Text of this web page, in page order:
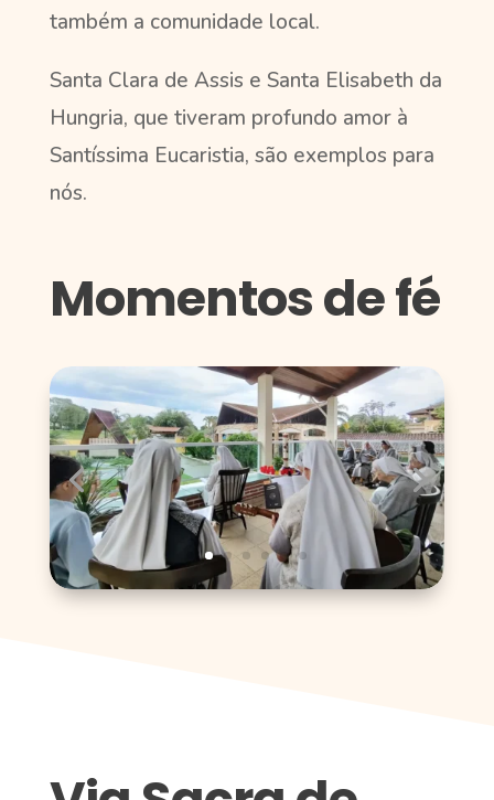
também a comunidade local.
Santa Clara de Assis e Santa Elisabeth da
Hungria, que tiveram profundo amor à
Santíssima Eucaristia, são exemplos para
nós.
Momentos de fé